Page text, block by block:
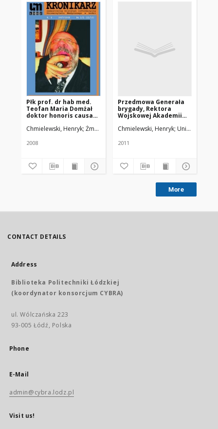
Płk prof. dr hab med.
Teofan Maria Domżał
doktor honoris causa
Medycznego w Łodzi
Chmielewski, Henryk Żmuda, Ryszard. Red. nacz.
2008
Przedmowa Generała
brygady, Rektora
Wojskowej Akademii
Chmielewski, Henryk Uniwersytet
2011
More
CONTACT DETAILS
Address
Biblioteka Politechniki Łódzkiej
(koordynator konsorcjum CYBRA)
ul. Wólczańska 223
93-005 Łódź, Polska
Phone
E-Mail
admin@cybra.lodz.pl
Visit us!